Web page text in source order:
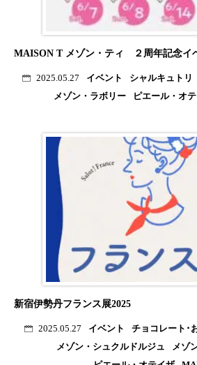
MAISON T メゾン・ティ ２周年記念イ
2025.05.27 イベント シャルキュトリ
メゾン・ラボリー
ピエール・オ
新宿伊勢丹フランス展2025
2025.05.27 イベント チョコレート･
メゾン・シュクルドルジュ
メゾ